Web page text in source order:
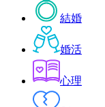
結婚
婚活
心理